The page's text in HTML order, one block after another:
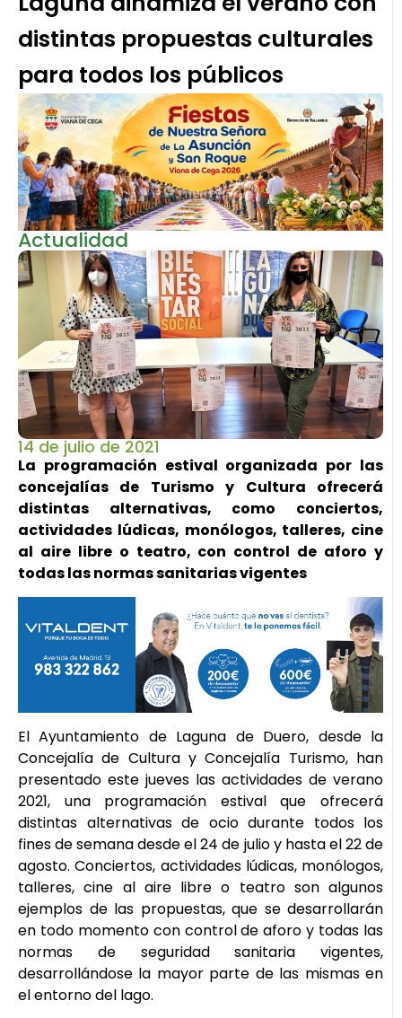
distintas propuestas culturales
para todos los públicos
Actualidad
14 de julio de 2021
La programación estival organizada por las
concejalías de Turismo y Cultura ofrecerá
distintas alternativas, como conciertos,
actividades lúdicas, monólogos, talleres, cine
al aire libre o teatro, con control de aforo y
todas las normas sanitarias vigentes
El Ayuntamiento de Laguna de Duero, desde la
Concejalía de Cultura y Concejalía Turismo, han
presentado este jueves las actividades de verano
2021, una programación estival que ofrecerá
distintas alternativas de ocio durante todos los
fines de semana desde el 24 de julio y hasta el 22 de
agosto. Conciertos, actividades lúdicas, monólogos,
talleres, cine al aire libre o teatro son algunos
ejemplos de las propuestas, que se desarrollarán
en todo momento con control de aforo y todas las
normas de seguridad sanitaria vigentes,
desarrollándose la mayor parte de las mismas en
el entorno del lago.